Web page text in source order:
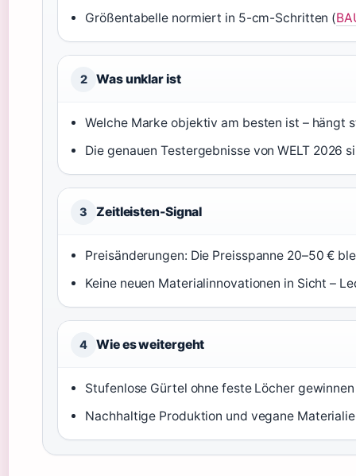
Größentabelle normiert in 5-cm-Schritten (
2 Was unklar ist
Welche Marke objektiv am besten ist – hängt
Die genauen Testergebnisse von WELT 2026
3 Zeitleisten-Signal
Preisänderungen: Die Preisspanne 20–50 €
Keine neuen Materialinnovationen in Sicht –
4 Wie es weitergeht
Stufenlose Gürtel ohne feste Löcher
Nachhaltige Produktion und vegane